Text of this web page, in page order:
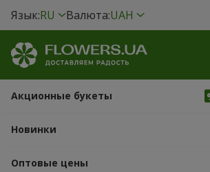
Язык:RU Валюта:UAH
Акционные букеты
Новинки
Оптовые цены